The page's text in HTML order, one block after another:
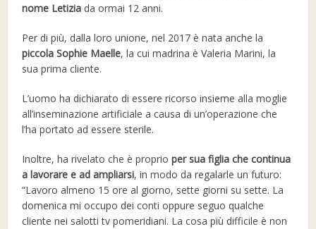
nome Letizia da ormai 12 anni.
Per di più, dalla loro unione, nel 2017 è nata anche la
piccola Sophie Maelle, la cui madrina è Valeria Marini, la
sua prima cliente.
L’uomo ha dichiarato di essere ricorso insieme alla moglie
all’inseminazione artificiale a causa di un’operazione che
l’ha portato ad essere sterile.
Inoltre, ha rivelato che è proprioper sua figlia che continua
a lavorare e ad ampliarsi, in modo da regalarle un futuro:
“Lavoro almeno 15 ore al giorno, sette giorni su sette. La
domenica mi occupo dei conti oppure seguo qualche
cliente nei salotti tv pomeridiani. La cosa più difficile è non